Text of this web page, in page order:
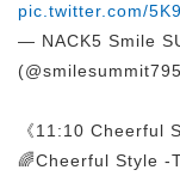
pic.twitter.com/
— NACK5 Smile
《11:10 Cheerful
🌈Cheerful Style